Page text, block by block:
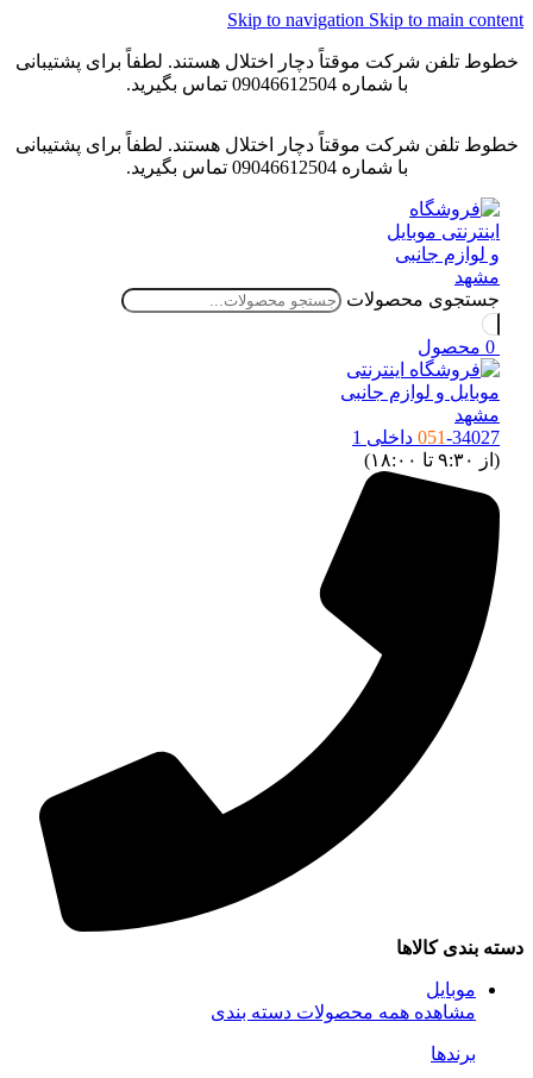
Skip to navigationSkip to main
خطوط تلفن شرکت موقتاً دچار اختلال هستند. لطفاً برای پشتیبانی
با شماره 09046612504 تماس بگیرید.
خطوط تلفن شرکت موقتاً دچار اختلال هستند. لطفاً برای پشتیبانی
با شماره 09046612504 تماس بگیرید.
جستجوی محصولات
محصول
051-34027 داخلی 1
(از ۹:۳۰ تا ۱۸:۰۰)
بندی کالاها
موبایل
مشاهده همه محصولات دسته بندی
برندها